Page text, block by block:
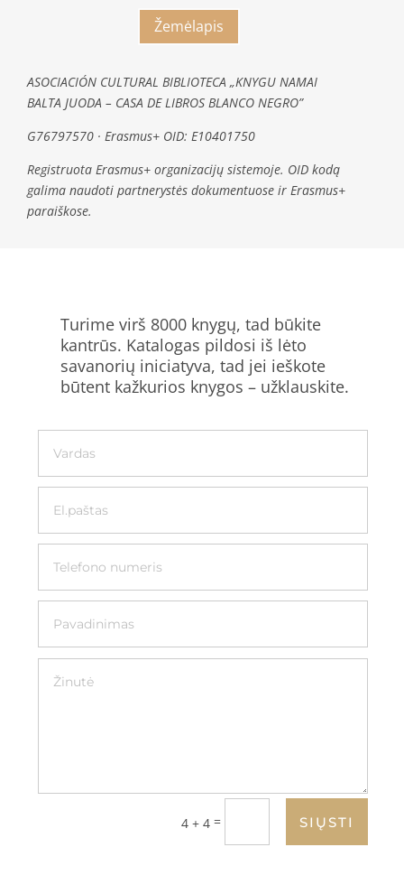
Žemėlapis
ASOCIACIÓN CULTURAL BIBLIOTECA „KNYGU NAMAI
BALTA JUODA – CASA DE LIBROS BLANCO NEGRO”
G76797570 · Erasmus+ OID: E10401750
Registruota Erasmus+ organizacijų sistemoje. OID kodą
galima naudoti partnerystės dokumentuose ir Erasmus+
paraiškose.
Turime virš 8000 knygų, tad būkite
kantrūs. Katalogas pildosi iš lėto
savanorių iniciatyva, tad jei ieškote
būtent kažkurios knygos – užklauskite.
4 + 4 = SIŲSTI